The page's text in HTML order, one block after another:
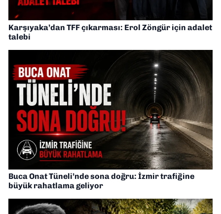
Karşıyaka’dan TFF çıkarması: Erol Zöngür için adalet
talebi
Buca Onat Tüneli’nde sona doğru: İzmir trafiğine
büyük rahatlama geliyor